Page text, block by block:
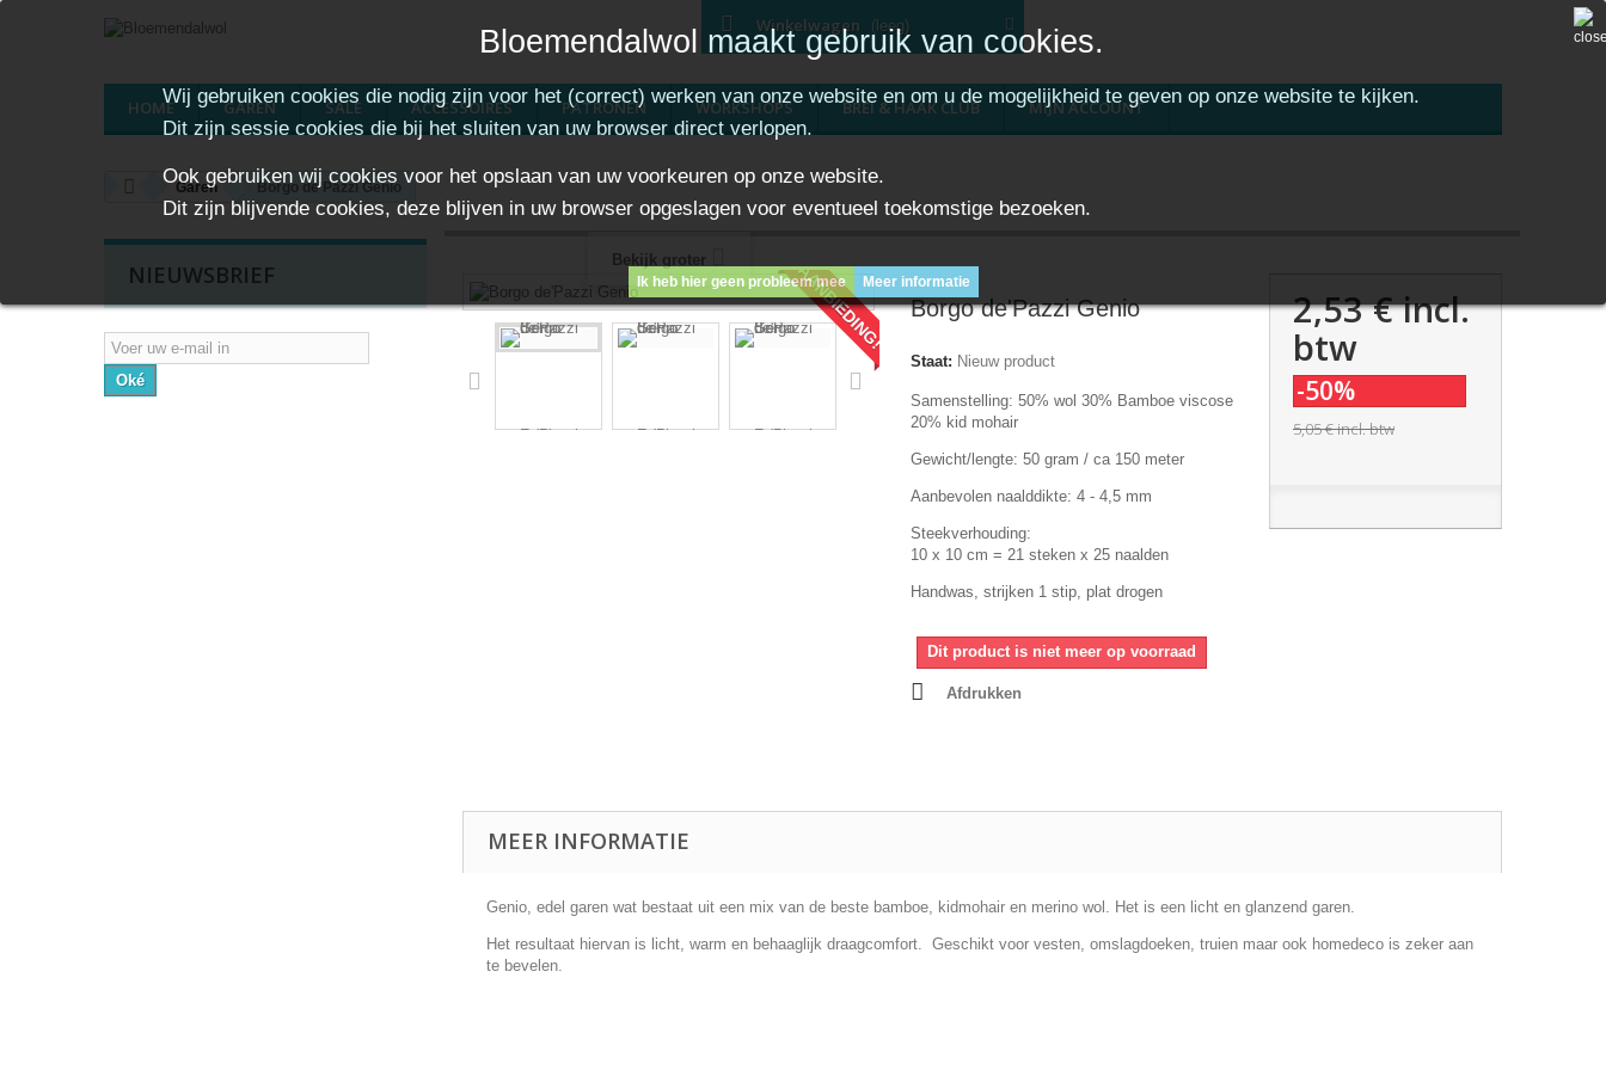
Winkelwagen (leeg)
HOME GAREN SALE ACCESSOIRES PATRONEN WORKSHOPS BREI & HAAK CLUB MIJN ACCOUNT
Bloemendalwol maakt gebruik van cookies.
Wij gebruiken cookies die nodig zijn voor het (correct) werken van onze website en om u de mogelijkheid te geven op onze website te kijken.
Dit zijn sessie cookies die bij het sluiten van uw browser direct verlopen.
Ook gebruiken wij cookies voor het opslaan van uw voorkeuren op onze website.
Dit zijn blijvende cookies, deze blijven in uw browser opgeslagen voor eventueel toekomstige bezoeken.
Ik heb hier geen probleem mee Meer informatie
Garen Borgo de'Pazzi Genio
NIEUWSBRIEF
Oké
AANBIEDING!
Bekijk groter
Borgo de'Pazzi Genio
Staat: Nieuw product
Samenstelling: 50% wol 30% Bamboe viscose
20% kid mohair
Gewicht/lengte: 50 gram / ca 150 meter
Aanbevolen naalddikte: 4 - 4,5 mm
Steekverhouding:
10 x 10 cm = 21 steken x 25 naalden
Handwas, strijken 1 stip, plat drogen
Dit product is niet meer op voorraad
Afdrukken
2,53 €incl.
btw
-50%
5,05 €incl. btw
MEER INFORMATIE
Genio, edel garen wat bestaat uit een mix van de beste bamboe, kidmohair en merino wol. Het is een licht en glanzend garen.
Het resultaat hiervan is licht, warm en behaaglijk draagcomfort. Geschikt voor vesten, omslagdoeken, truien maar ook homedeco is zeker aan
te bevelen.